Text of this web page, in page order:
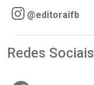
@editoraifb
Redes Sociais